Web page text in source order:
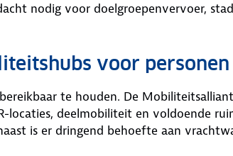
nodig voor doelgroepenvervoer,
voor personen
te houden. De
locaties, deelmobiliteit en voldoende
is er dringend behoefte aan